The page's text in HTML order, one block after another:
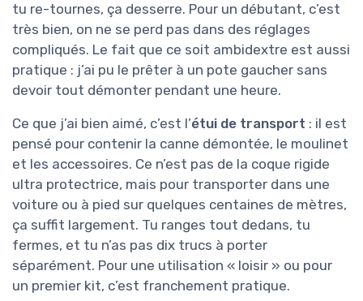
tu re-tournes, ça desserre. Pour un débutant, c’est
très bien, on ne se perd pas dans des réglages
compliqués. Le fait que ce soit ambidextre est aussi
pratique : j’ai pu le prêter à un pote gaucher sans
devoir tout démonter pendant une heure.
Ce que j’ai bien aimé, c’est l’étui de transport : il est
pensé pour contenir la canne démontée, le moulinet
et les accessoires. Ce n’est pas de la coque rigide
ultra protectrice, mais pour transporter dans une
voiture ou à pied sur quelques centaines de mètres,
ça suffit largement. Tu ranges tout dedans, tu
fermes, et tu n’as pas dix trucs à porter
séparément. Pour une utilisation « loisir » ou pour
un premier kit, c’est franchement pratique.